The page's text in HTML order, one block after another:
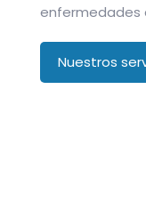
enfermedades
Nuestros